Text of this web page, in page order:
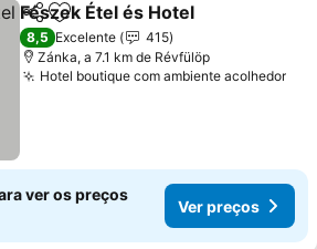
PartilharAdicionar aos favoritos
Fészek Étel és Hotel
8,5 Excelente
415
Zánka, a 7.1 km de Révfülöp
Hotel boutique com ambiente acolhedor
ver os preços
Ver preços